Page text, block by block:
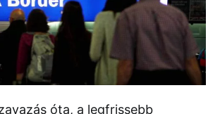
óta, a legfrissebb